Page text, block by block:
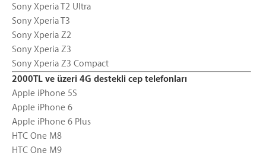
Sony Xperia T2 Ultra
Sony Xperia T3
Sony Xperia Z2
Sony Xperia Z3
Sony Xperia Z3 Compact
2000TL ve üzeri 4G destekli cep telefonları
Apple iPhone 5S
Apple iPhone 6
Apple iPhone 6 Plus
HTC One M8
HTC One M9